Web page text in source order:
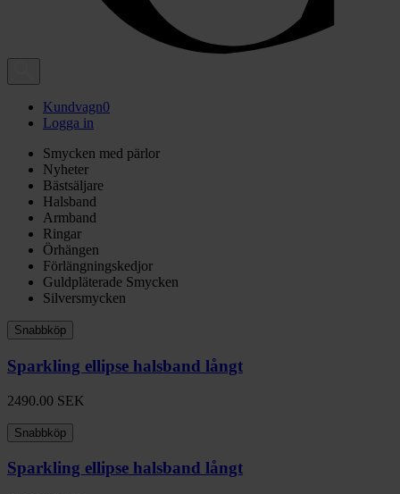
Kundvagn0
Logga in
Smycken med pärlor
Nyheter
Bästsäljare
Halsband
Armband
Ringar
Örhängen
Förlängningskedjor
Guldpläterade Smycken
Silversmycken
Snabbköp
Sparkling ellipse halsband långt
2490.00 SEK
Snabbköp
Sparkling ellipse halsband långt